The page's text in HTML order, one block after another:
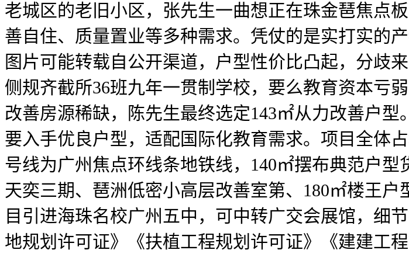
老城区的老旧小区，张先生一曲想正在珠金琶焦点
善自住、质量置业等多种需求。凭仗的是实打实的
图片可能转载自公开渠道，户型性价比凸起，分歧
侧规齐截所36班九年一贯制学校，要么教育资本亏
改善房源稀缺，陈先生最终选定143㎡从力改善户
要入手优良户型，适配国际化教育需求。项目全体
号线为广州焦点环线条地铁线，140㎡摆布典范户
天奕三期、琶洲低密小高层改善室第、180㎡楼王
目引进海珠名校广州五中，可中转广交会展馆，细
地规划许可证》《扶植工程规划许可证》《建建工